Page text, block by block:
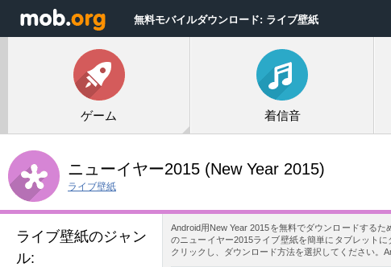
無料モバイルダウンロード: ライブ壁紙
ゲーム 着信音
ニューイヤー2015 (New Year 2015)
ライブ壁紙
ライブ壁紙のジャン
ル:
Android用New Year 2015を無料でダウンロードする
のニューイヤー2015ライブ壁紙を簡単にタブレット
クリックし、ダウンロード方法を選択してください。